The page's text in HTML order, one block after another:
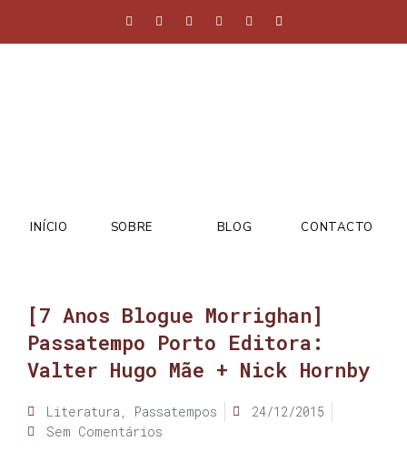
INÍCIO SOBRE BLOG CONTACTO
[7 Anos Blogue Morrighan]
Passatempo Porto Editora:
Valter Hugo Mãe + Nick Hornby
Literatura , Passatempos
24/12/2015
Sem Comentários